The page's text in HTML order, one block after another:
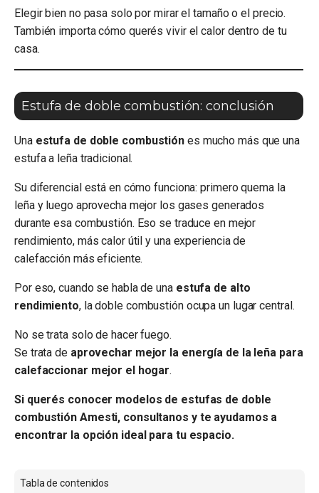
Elegir bien no pasa solo por mirar el tamaño o el precio.
También importa cómo querés vivir el calor dentro de tu
casa.
Estufa de doble combustión: conclusión
Una estufa de doble combustión es mucho más que una
estufa a leña tradicional.
Su diferencial está en cómo funciona: primero quema la
leña y luego aprovecha mejor los gases generados
durante esa combustión. Eso se traduce en mejor
rendimiento, más calor útil y una experiencia de
calefacción más eficiente.
Por eso, cuando se habla de una estufa de alto
rendimiento, la doble combustión ocupa un lugar central.
No se trata solo de hacer fuego.
Se trata de aprovechar mejor la energía de la leña para
calefaccionar mejor el hogar.
Si querés conocer modelos de estufas de doble
combustión Amesti, consultanos y te ayudamos a
encontrar la opción ideal para tu espacio.
Tabla de contenidos